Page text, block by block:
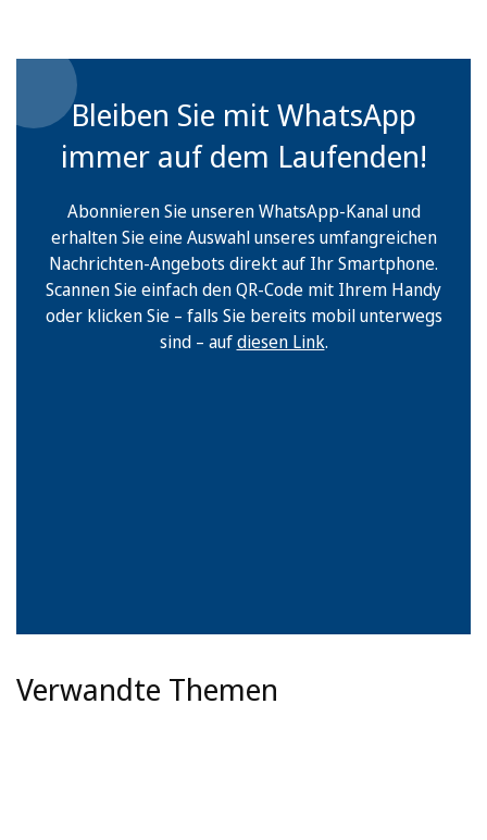
Bleiben Sie mit WhatsApp
immer auf dem Laufenden!
Abonnieren Sie unseren WhatsApp-Kanal und
erhalten Sie eine Auswahl unseres umfangreichen
Nachrichten-Angebots direkt auf Ihr Smartphone.
Scannen Sie einfach den QR-Code mit Ihrem Handy
oder klicken Sie – falls Sie bereits mobil unterwegs
sind – aufdiesen Link.
Verwandte Themen